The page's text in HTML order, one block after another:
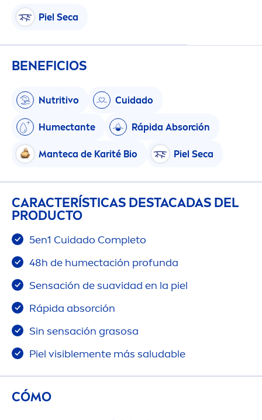
Piel Seca
BENEFICIOS
Nutritivo Cuidado
Humectante Rápida Absorción
Manteca de Karité Bio Piel Seca
CARACTERÍSTICAS DESTACADAS DEL
PRODUCTO
5en1 Cuidado Completo
48h de humectación profunda
Sensación de suavidad en la piel
Rápida absorción
Sin sensación grasosa
Piel visiblemente más saludable
CÓMO